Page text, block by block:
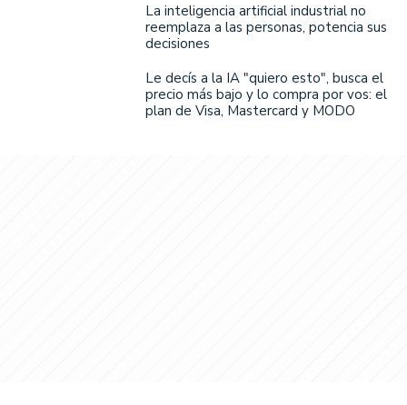
La inteligencia artificial industrial no
reemplaza a las personas, potencia sus
decisiones
Le decís a la IA "quiero esto", busca el
precio más bajo y lo compra por vos: el
plan de Visa, Mastercard y MODO